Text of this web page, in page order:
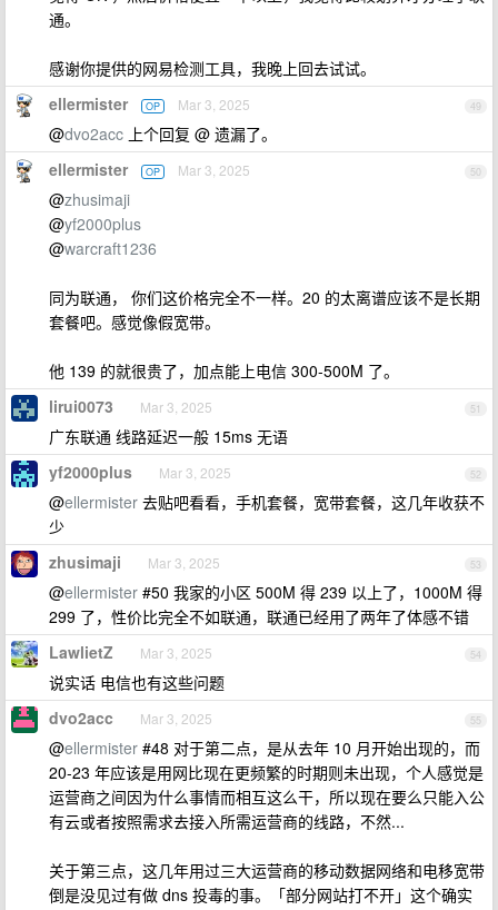
通。
感谢你提供的网易检测工具，我晚上回去试试。
49
ellermister OP Mar 3, 2025
@dvo2acc 上个回复 @ 遗漏了。
50
ellermister OP Mar 3, 2025
@zhusimaji
@yf2000plus
@warcraft1236
同为联通， 你们这价格完全不一样。20 的太离谱应该不是长期
套餐吧。感觉像假宽带。
他 139 的就很贵了，加点能上电信 300-500M 了。
51
lirui0073 Mar 3, 2025
广东联通 线路延迟一般 15ms 无语
52
yf2000plus Mar 3, 2025
@ellermister 去贴吧看看，手机套餐，宽带套餐，这几年收获不
少
53
zhusimaji Mar 3, 2025
@ellermister #50 我家的小区 500M 得 239 以上了，1000M 得
299 了，性价比完全不如联通，联通已经用了两年了体感不错
54
LawlietZ Mar 3, 2025
说实话 电信也有这些问题
55
dvo2acc Mar 3, 2025
@ellermister #48 对于第二点，是从去年 10 月开始出现的，而
20-23 年应该是用网比现在更频繁的时期则未出现，个人感觉是
运营商之间因为什么事情而相互这么干，所以现在要么只能入公
有云或者按照需求去接入所需运营商的线路，不然...
关于第三点，这几年用过三大运营商的移动数据网络和电移宽带
倒是没见过有做 dns 投毒的事。「部分网站打不开」这个确实